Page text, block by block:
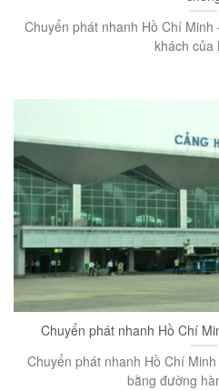
Chuyển phát nhanh Hồ Chí
khách của
Chuyển phát nhanh Hồ Chí
Chuyển phát nhanh Hồ Chí
bằng đường